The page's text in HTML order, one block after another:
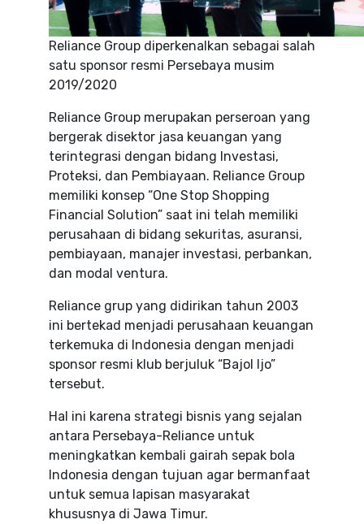
Reliance Group diperkenalkan sebagai salah
satu sponsor resmi Persebaya musim
2019/2020
Reliance Group merupakan perseroan yang
bergerak disektor jasa keuangan yang
terintegrasi dengan bidang Investasi,
Proteksi, dan Pembiayaan. Reliance Group
memiliki konsep “One Stop Shopping
Financial Solution” saat ini telah memiliki
perusahaan di bidang sekuritas, asuransi,
pembiayaan, manajer investasi, perbankan,
dan modal ventura.
Reliance grup yang didirikan tahun 2003
ini bertekad menjadi perusahaan keuangan
terkemuka di Indonesia dengan menjadi
sponsor resmi klub berjuluk “Bajol Ijo”
tersebut.
Hal ini karena strategi bisnis yang sejalan
antara Persebaya-Reliance untuk
meningkatkan kembali gairah sepak bola
Indonesia dengan tujuan agar bermanfaat
untuk semua lapisan masyarakat
khususnya di Jawa Timur.